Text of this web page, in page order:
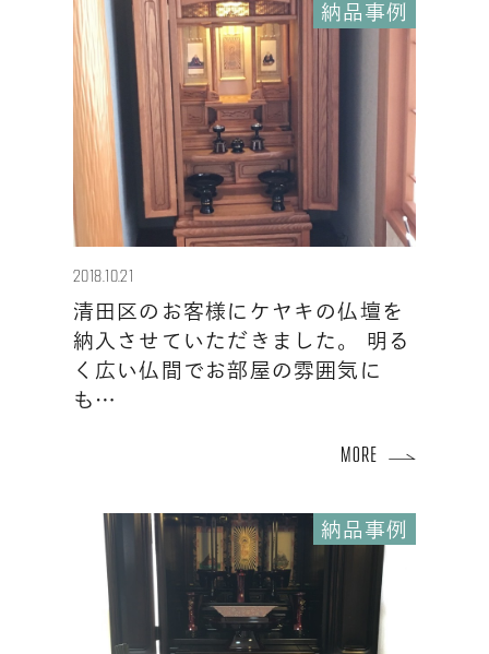
納品事例
2018.10.21
清田区のお客様にケヤキの仏壇を
納入させていただきました。 明る
く広い仏間でお部屋の雰囲気に
も…
納品事例